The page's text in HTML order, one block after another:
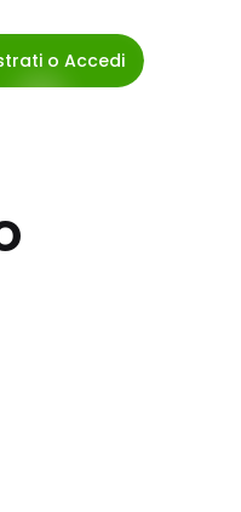
o Accedi